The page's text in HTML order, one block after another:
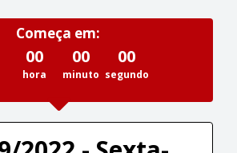
Começa em:
00
hora
00
minuto
00
segundo